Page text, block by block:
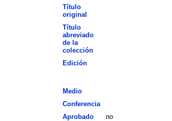
Título
original
Título
abreviado
de la
colección
Edición
Medio
Conferencia
Aprobado no